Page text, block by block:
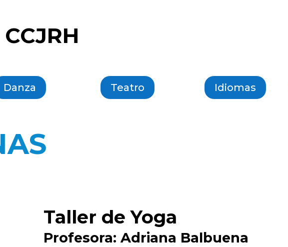
Danza Teatro Idiomas
Taller de Yoga
Profesora: Adriana Balbuena